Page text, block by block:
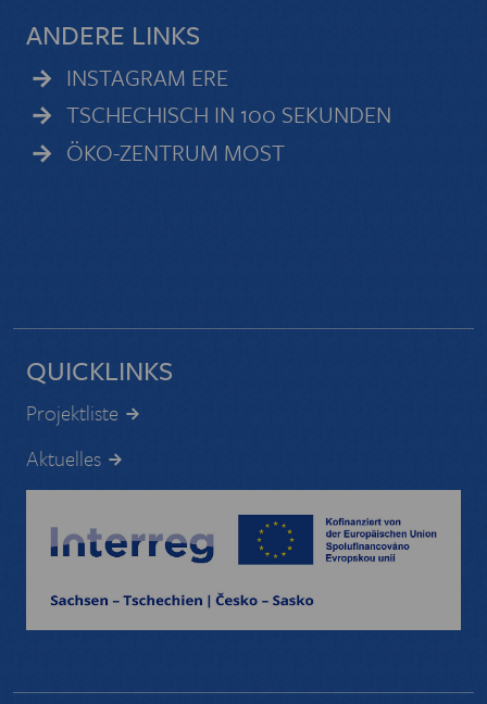
ANDERE LINKS
INSTAGRAM ERE
TSCHECHISCH IN 100 SEKUNDEN
ÖKO-ZENTRUM MOST
QUICKLINKS
Projektliste
Aktuelles